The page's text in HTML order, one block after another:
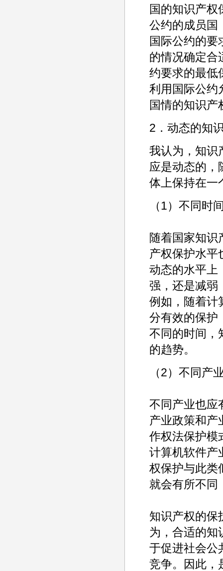
国的知识产权
公约的成员国
国际公约的要
的情况确定合
约要求的最低
利用国际公约
国情的知识产
2．动态的知
我认为，知识
应是动态的，
体上保持在一
（1）不同时
随着国家知识
产权保护水平
动态的水平上
强，还是减弱
例如，随着计
分有效的保护
不同的时间，
的趋势。
（2）不同产
不同产业也应
产业政策和产
作权法保护模
计算机软件产
权保护与此类
就会有所不同
知识产权的保
为，合适的知
于促进社会公
竞争。因此，